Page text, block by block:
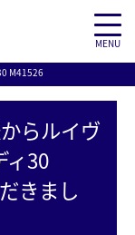
MENU
M41526
らルイヴ
ィ30
きまし